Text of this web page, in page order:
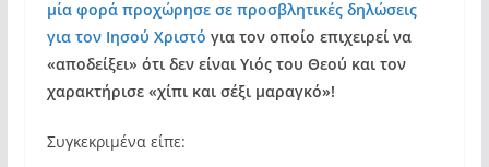
μία φορά προχώρησε σε προσβλητικές δηλώσεις
για τον Ιησού Χριστό για τον οποίο επιχειρεί να
«αποδείξει» ότι δεν είναι Υιός του Θεού και τον
χαρακτήρισε «χίπι και σέξι μαραγκό»!
Συγκεκριμένα είπε: